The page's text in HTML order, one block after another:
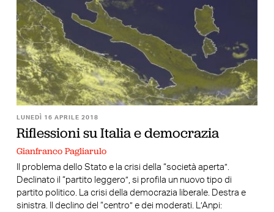
LUNEDÌ 16 APRILE 2018
Riflessioni su Italia e democrazia
Gianfranco Pagliarulo
Il problema dello Stato e la crisi della “società aperta”.
Declinato il “partito leggero”, si profila un nuovo tipo di
partito politico. La crisi della democrazia liberale. Destra e
sinistra. Il declino del “centro” e dei moderati. L’Anpi: